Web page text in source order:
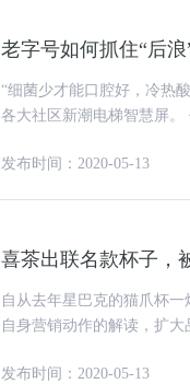
老字号如何抓住“后
“细菌少才能口腔好，冷热
各大社区新潮电梯智慧屏。 作为累计销量超过60亿支的经典老字号，冷酸灵不断跨界创
发布时间：2020-05-13
喜茶出联名款杯子，
自从去年星巴克的猫爪杯
自身营销动作的解读，扩
发布时间：2020-05-13